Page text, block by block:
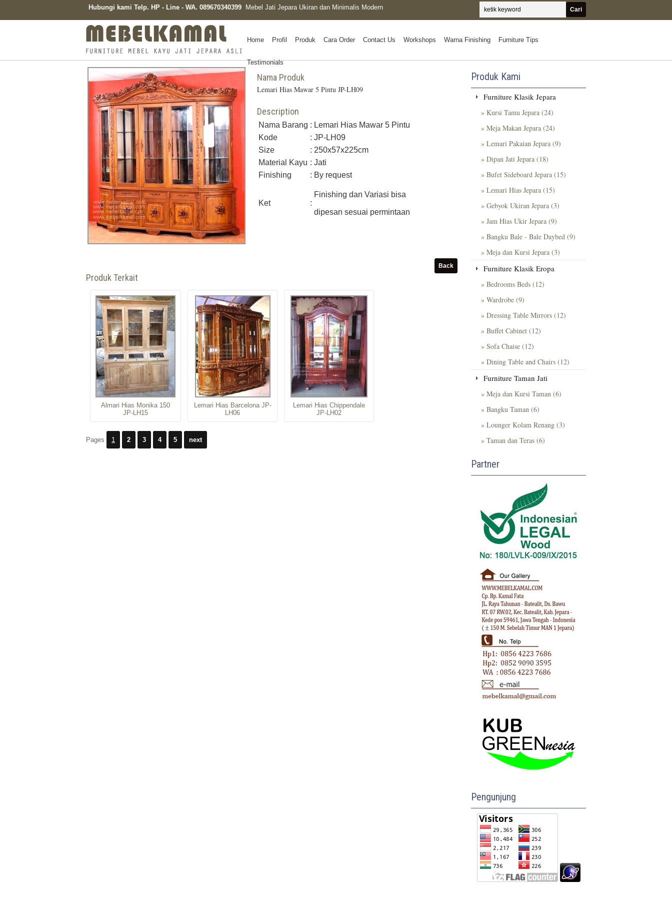
Hubungi kami Telp. HP - Line - WA. 089670340399 Mebel Jati Jepara Ukiran dan Minimalis Modern
Home Profil Produk Cara Order Contact Us Workshops Warna Finishing Furniture Tips
Testimonials
Produk Kami
Furniture Klasik Jepara
» Kursi Tamu Jepara (24)
» Meja Makan Jepara (24)
» Lemari Pakaian Jepara (9)
» Dipan Jati Jepara (18)
» Bufet Sideboard Jepara (15)
» Lemari Hias Jepara (15)
» Gebyok Ukiran Jepara (3)
» Jam Hias Ukir Jepara (9)
» Bangku Bale - Bale Daybed (9)
» Meja dan Kursi Jepara (3)
Furniture Klasik Eropa
» Bedrooms Beds (12)
» Wardrobe (9)
» Dressing Table Mirrors (12)
» Buffet Cabinet (12)
» Sofa Chaise (12)
» Dining Table and Chairs (12)
Furniture Taman Jati
» Meja dan Kursi Taman (6)
» Bangku Taman (6)
» Lounger Kolam Renang (3)
» Taman dan Teras (6)
Partner
Pengunjung
Nama Produk
Lemari Hias Mawar 5 Pintu JP-LH09
Description
Nama Barang : Lemari Hias Mawar 5 Pintu
Kode
: JP-LH09
Size
: 250x57x225cm
Material Kayu : Jati
Finishing
: By request
Ket :
Finishing dan Variasi bisa
dipesan sesuai permintaan
Produk Terkait
Almari Hias Monika 150
JP-LH15
Lemari Hias Barcelona JP-
LH06
Lemari Hias Chippendale
JP-LH02
Pages 1 2 3 4 5 next